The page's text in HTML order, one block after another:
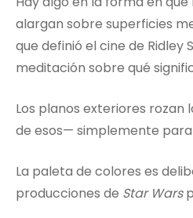
alargan sobre superficies
que definió el cine de Ridley
meditación sobre qué
Los planos exteriores
de esos— simplemente
La paleta de colores es
producciones de Star Wars